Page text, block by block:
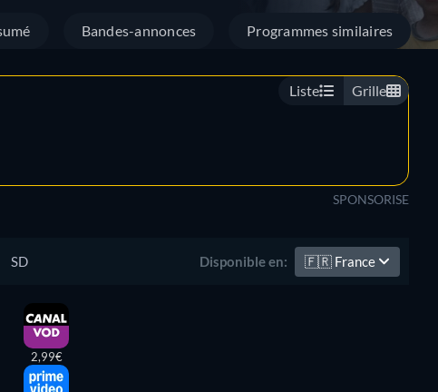
Bandes-annonces Programmes similaires
Liste Grille
SPONSORISE
SD Disponible en: 🇫🇷 France
2,99€